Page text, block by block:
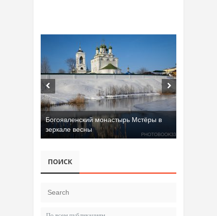
Богоявленский монастырь Мстёры в
зеркале весны
ПОИСК